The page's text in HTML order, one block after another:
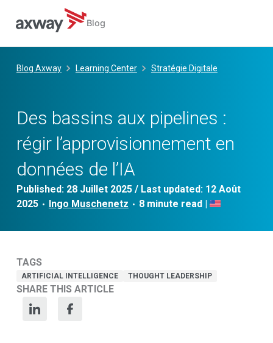
Blog
Blog Axway Learning Center Stratégie Digitale
Des bassins aux pipelines :
régir l’approvisionnement en
données de l’IA
Published: 28 Juillet 2025/ Last updated: 12 Août
2025 • Ingo Muschenetz • |
TAGS
ARTIFICIAL INTELLIGENCE THOUGHT LEADERSHIP
SHARE THIS ARTICLE